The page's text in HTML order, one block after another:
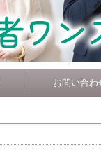
お問い合わ